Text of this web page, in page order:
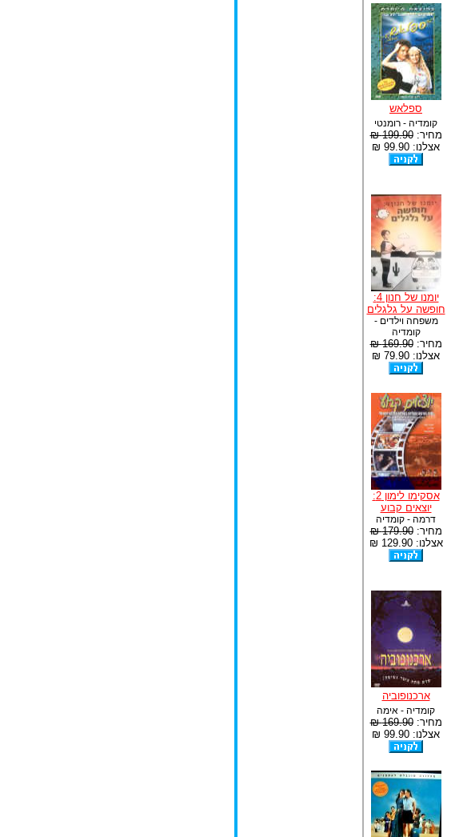
ספלאש
קומדיה - רומנטי
מחיר:199.90 ₪
אצלנו: 99.90 ₪
יומנו של חנון 4:
חופשה על גלגלים
משפחה וילדים -
קומדיה
מחיר:169.90 ₪
אצלנו: 79.90 ₪
אסקימו לימון 2:
יוצאים קבוע
דרמה - קומדיה
מחיר:179.90 ₪
אצלנו: 129.90 ₪
ארכנופוביה
קומדיה - אימה
מחיר:169.90 ₪
אצלנו: 99.90 ₪